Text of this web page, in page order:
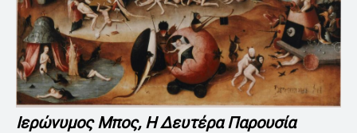
Ιερώνυμος Μπος, Η Δευτέρα Παρουσία